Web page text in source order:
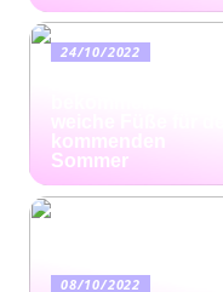
24/10/2022
kommenden
Sommer
08/10/2022